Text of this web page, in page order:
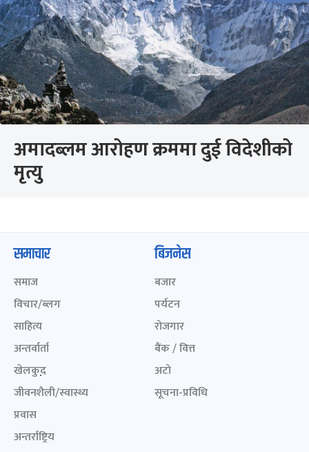
अमादब्लम आरोहण क्रममा दुई विदेशीको
मृत्यु
समाचार
समाज
विचार/ब्लग
साहित्य
अन्तर्वार्ता
खेलकुद़़
जीवनशैली/स्वास्थ्य
प्रवास
अन्तर्राष्ट्रिय
बिजनेस
बजार
पर्यटन
रोजगार
बैंक / वित्त
अटो
सूचना-प्रविधि